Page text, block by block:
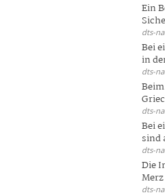
Ein
dts-
Bei
in
dts-
dts-
Bei
sind
dts-
Die
dts-